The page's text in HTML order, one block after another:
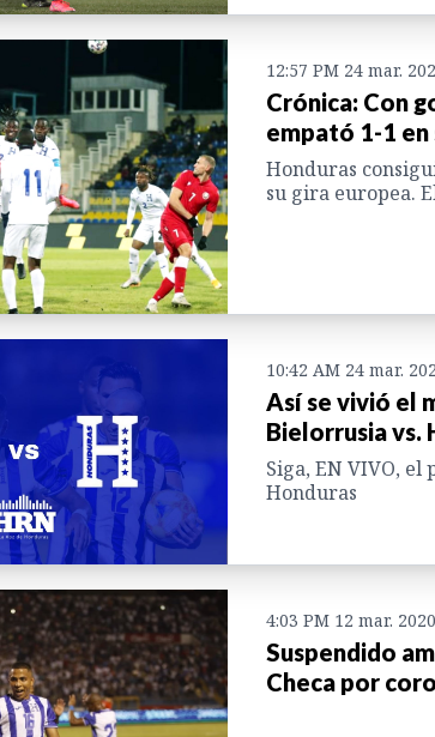
12:57 PM 24 mar.
Crónica: Con
empató 1-1
Honduras
su gira europea.
10:42 AM 24 mar.
Así se vivió el
Bielorrusia vs.
Siga, EN VIVO,
Honduras
4:03 PM 12 mar. 2020
Suspendido
Checa por